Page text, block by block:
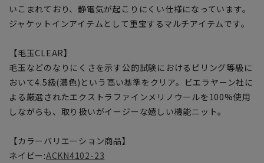
いこまれており、静電気が起こりにくい仕様になっています。
ジャケットインアイテムとして重宝するマルチアイテムです。
【毛玉CLEAR】
毛玉などのなりにくさを示す公的試験におけるピリング等級に
おいて4.5級(濃色)という高い基準をクリア。ビエラヤーン社に
よる厳選されたエクストラファインメリノウールを100%使用
しながらも、取り扱いがイージーな嬉しい機能ニット。
【カラーバリエーション商品】
ネイビー:ACKN4102-23